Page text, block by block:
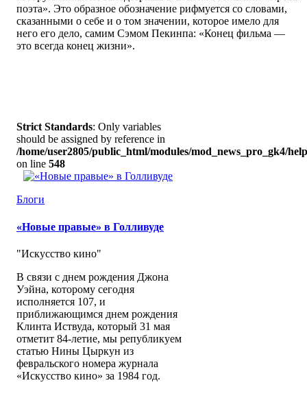
поэта». Это образное обозначение рифмуется со словами,
сказанными о себе и о том значении, которое имело для
него его дело, самим Сэмом Пекинпа: «Конец фильма —
это всегда конец жизни».
Strict Standards: Only variables
should be assigned by reference in
/home/user2805/public_html/modules/mod_news_pro_gk4/
on line 548
Блоги
«Новые правые» в Голливуде
"Искусство кино"
В связи с днем рождения Джона
Уэйна, которому сегодня
исполняется 107, и
приближающимся днем рождения
Клинта Иствуда, который 31 мая
отметит 84-летие, мы републикуем
статью Нины Цыркун из
февральского номера журнала
«Искусство кино» за 1984 год.